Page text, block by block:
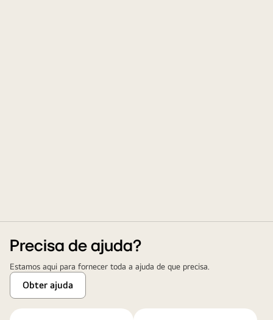
Precisa de ajuda?
Estamos aqui para fornecer toda a ajuda de que precisa.
Obter ajuda